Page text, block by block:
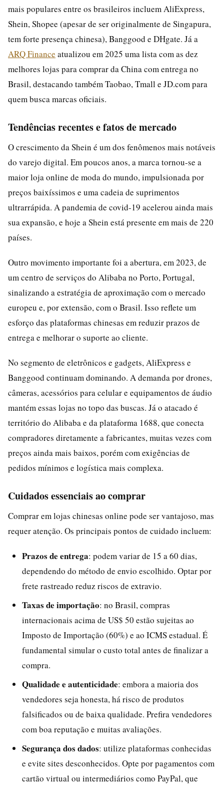
mais populares entre os brasileiros incluem AliExpress,
Shein, Shopee (apesar de ser originalmente de Singapura,
tem forte presença chinesa), Banggood e DHgate. Já a
ARQ Finance atualizou em 2025 uma lista com as dez
melhores lojas para comprar da China com entrega no
Brasil, destacando também Taobao, Tmall e JD.com para
quem busca marcas oficiais.
Tendências recentes e fatos de mercado
O crescimento da Shein é um dos fenômenos mais notáveis
do varejo digital. Em poucos anos, a marca tornou-se a
maior loja online de moda do mundo, impulsionada por
preços baixíssimos e uma cadeia de suprimentos
ultrarrápida. A pandemia de covid-19 acelerou ainda mais
sua expansão, e hoje a Shein está presente em mais de 220
países.
Outro movimento importante foi a abertura, em 2023, de
um centro de serviços do Alibaba no Porto, Portugal,
sinalizando a estratégia de aproximação com o mercado
europeu e, por extensão, com o Brasil. Isso reflete um
esforço das plataformas chinesas em reduzir prazos de
entrega e melhorar o suporte ao cliente.
No segmento de eletrônicos e gadgets, AliExpress e
Banggood continuam dominando. A demanda por drones,
câmeras, acessórios para celular e equipamentos de áudio
mantém essas lojas no topo das buscas. Já o atacado é
território do Alibaba e da plataforma 1688, que conecta
compradores diretamente a fabricantes, muitas vezes com
preços ainda mais baixos, porém com exigências de
pedidos mínimos e logística mais complexa.
Cuidados essenciais ao comprar
Comprar em lojas chinesas online pode ser vantajoso, mas
requer atenção. Os principais pontos de cuidado incluem:
Prazos de entrega: podem variar de 15 a 60 dias,
dependendo do método de envio escolhido. Optar por
frete rastreado reduz riscos de extravio.
Taxas de importação: no Brasil, compras
internacionais acima de US$ 50 estão sujeitas ao
Imposto de Importação (60%) e ao ICMS estadual. É
fundamental simular o custo total antes de finalizar a
compra.
Qualidade e autenticidade: embora a maioria dos
vendedores seja honesta, há risco de produtos
falsificados ou de baixa qualidade. Prefira vendedores
com boa reputação e muitas avaliações.
Segurança dos dados: utilize plataformas conhecidas
e evite sites desconhecidos. Opte por pagamentos com
cartão virtual ou intermediários como PayPal, que